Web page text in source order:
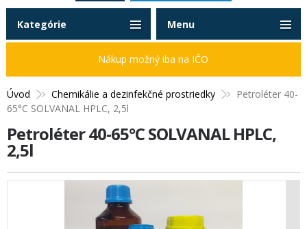
Úvod Chemikálie a dezinfekčné prostriedky
Petroléter 40-
65°C SOLVANAL HPLC, 2,5l
Petroléter 40-65°C SOLVANAL HPLC,
2,5l
Kategórie
Nákup možný iba na IČO
Menu